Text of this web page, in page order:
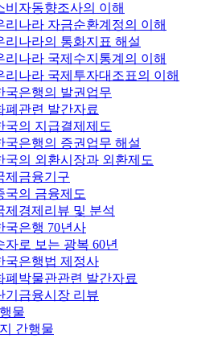
비자동향조사의 이해
리나라 자금순환계정의 이해
리나라의 통화지표 해설
리나라 국제수지통계의 이해
리나라 국제투자대조표의 이해
국은행의 발권업무
폐관련 발간자료
국의 지급결제제도
국은행의 증권업무 해설
국의 외환시장과 외환제도
제금융기구
국의 금융제도
제경제리뷰 및 분석
국은행 70년사
자로 보는 광복 60년
국은행법 제정사
폐박물관관련 발간자료
기금융시장 리뷰
물
간행물